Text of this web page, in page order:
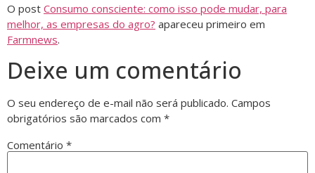
O post Consumo consciente: como isso pode mudar, para
melhor, as empresas do agro? apareceu primeiro em
Farmnews.
Deixe um comentário
O seu endereço de e-mail não será publicado. Campos
obrigatórios são marcados com *
Comentário *